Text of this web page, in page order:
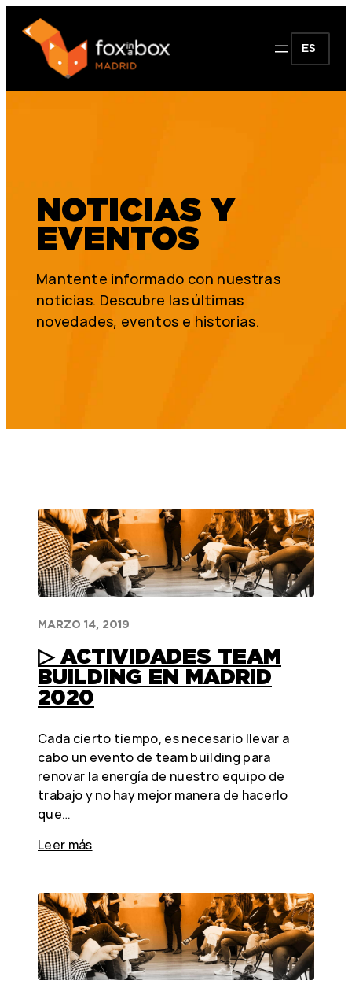
ES
NOTICIAS Y
EVENTOS
Mantente informado con nuestras
noticias. Descubre las últimas
novedades, eventos e historias.
MARZO 14, 2019
▷ ACTIVIDADES TEAM
BUILDING EN MADRID
2020
Cada cierto tiempo, es necesario llevar a
cabo un evento de team building para
renovar la energía de nuestro equipo de
trabajo y no hay mejor manera de hacerlo
que…
Leer más